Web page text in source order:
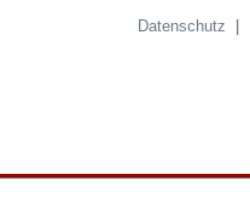
Datenschutz